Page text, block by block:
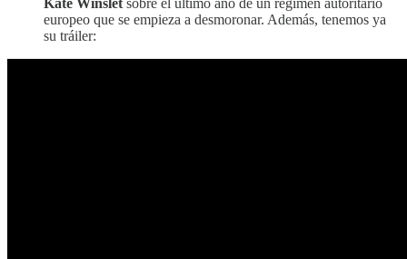
europeo que se empieza a desmoronar. Además, tenemos ya
su tráiler: